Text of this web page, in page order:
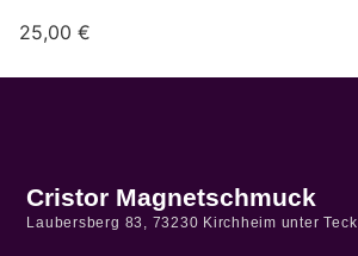
25,00 €
Cristor Magnetschmuck
Laubersberg 83, 73230 Kirchheim unter Teck